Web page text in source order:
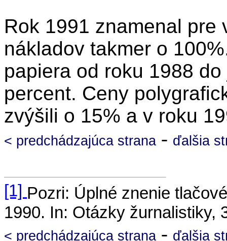
Rok 1991 znamenal
nákladov takmer o
papiera od roku 1988
percent. Ceny
zvýšili o 15% a v roku
< predchádzajúca strana - ďalšia
[1] Pozri: Úplné znenie
1990. In: Otázky žurnalistiky,
< predchádzajúca strana - ďalšia